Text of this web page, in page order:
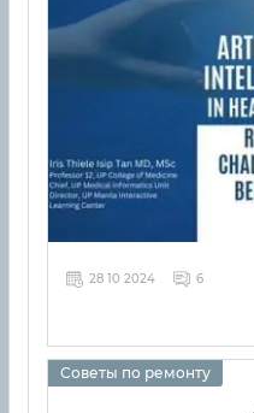
28 10 2024 6
Советы по ремонту